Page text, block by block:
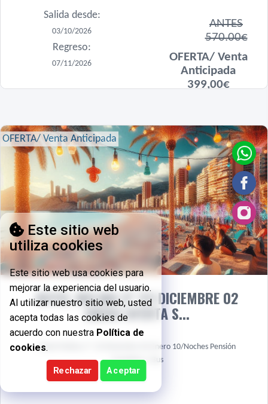
Salida desde:
03/10/2026
Regreso:
07/11/2026
ANTES
570.00€
OFERTA/ Venta
Anticipada
399,00€
OFERTA/ Venta Anticipada
HOTEL MELINA 3* 23 DICIEMBRE 02
ENERO OFERTA S...
Hotel Melina 3* 23 Diciembre 02 Enero 10/Noches Pensión
Completa + Bus
Este sitio web
utiliza cookies
Este sitio web usa cookies para
mejorar la experiencia del usuario.
Al utilizar nuestro sitio web, usted
acepta todas las cookies de
acuerdo con nuestra Política de
cookies.
Rechazar Aceptar